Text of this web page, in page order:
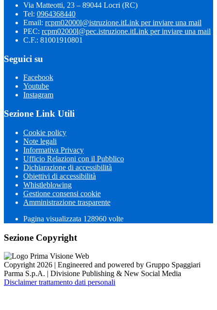
Via Matteotti, 23 – 89044 Locri (RC)
Tel: 0964368440
Email: rcpm02000l@istruzione.itLink per inviare una mail
PEC: rcpm02000l@pec.istruzione.itLink per inviare una mail
C.F.: 81001910801
Seguici su
Facebook
Youtube
Instagram
Sezione Link Utili
Cookie policy
Note legali
Informativa Privacy
Ufficio Relazioni con il Pubblico
Dichiarazione di accessibilità
Obiettivi di accessibilità
Whistleblowing
Gestione consensi cookie
Amministrazione trasparente
Pagina visualizzata 128960 volte
Sezione Copyright
Copyright 2026 | Engineered and powered by Gruppo Spaggiari
Parma S.p.A. | Divisione Publishing & New Social Media
Disclaimer trattamento dati personali